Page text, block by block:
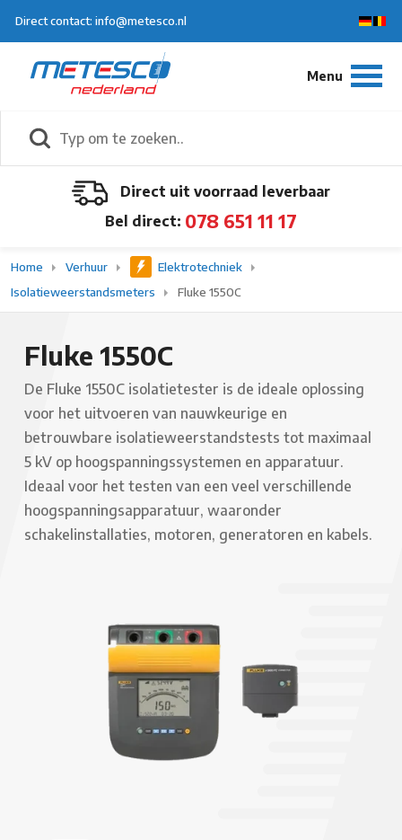
Direct contact: info@metesco.nl
Direct uit voorraad leverbaar
Bel direct: 078 651 11 17
Home Verhuur
Elektrotechniek
Isolatieweerstandsmeters
Fluke 1550C
Fluke 1550C
De Fluke 1550C isolatietester is de ideale oplossing
voor het uitvoeren van nauwkeurige en
betrouwbare isolatieweerstandstests tot maximaal
5 kV op hoogspanningssystemen en apparatuur.
Ideaal voor het testen van een veel verschillende
hoogspanningsapparatuur, waaronder
schakelinstallaties, motoren, generatoren en kabels.